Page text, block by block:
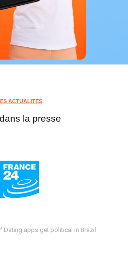
ACTUALITÉS
la presse
Dating apps get political in Brazil